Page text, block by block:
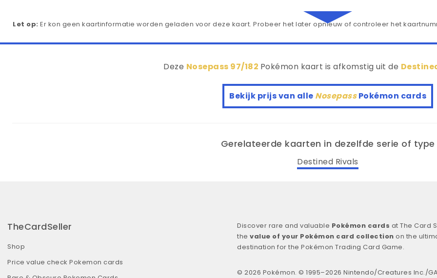
Let op: Er kon geen kaartinformatie worden geladen voor deze kaart. Probeer het later opnieuw of controleer het
Deze Nosepass 97/182 Pokémon kaart is afkomstig uit de
Bekijk prijs van alle NosepassPokémon cards
Gerelateerde kaarten in dezelfde serie of type
Destined Rivals
TheCardSeller
Shop
Price value check Pokemon cards
Discover rare and valuable Pokémon cards at The Card
the value of your Pokémon card collection on the
destination for the Pokémon Trading Card Game.
© 2026 Pokémon. © 1995–2026 Nintendo/Creatures Inc./